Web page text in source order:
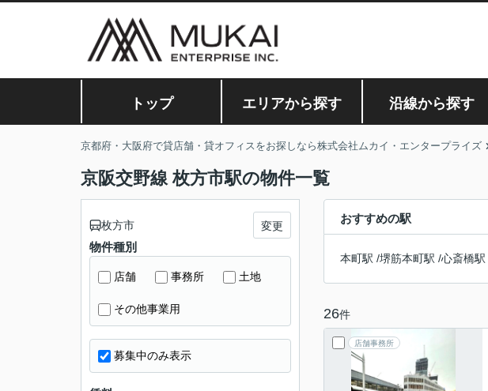
トップ エリアから探す 沿線から探す
京都府・大阪府で貸店舗・貸オフィスをお探しなら株式会社ムカイ・エンタープライズ
京阪交野線 枚方市駅の物件一覧
おすすめの駅
本町駅 /堺筋本町駅 /心斎橋駅
26件
店舗事務所
枚方市 変更
物件種別
店舗 事務所 土地
その他事業用
募集中のみ表示